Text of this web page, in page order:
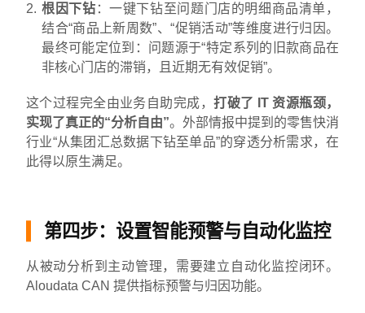
根因下钻 ：一键下钻至问题门店的明细商品清单，
结合“商品上新周数”、“促销活动”等维度进行归因。
最终可能定位到：问题源于“特定系列的旧款商品在
非核心门店的滞销，且近期无有效促销”。
这个过程完全由业务自助完成，打破了 IT 资源瓶颈，
实现了真正的“分析自由”。外部情报中提到的零售快消
行业“从集团汇总数据下钻至单品”的穿透分析需求，在
此得以原生满足。
第四步：设置智能预警与自动化监控
从被动分析到主动管理，需要建立自动化监控闭环。
Aloudata CAN 提供指标预警与归因功能。